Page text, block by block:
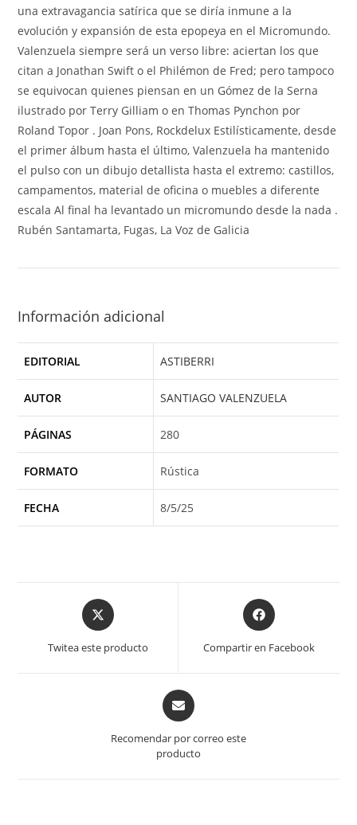
una extravagancia satírica que se diría inmune a la
evolución y expansión de esta epopeya en el Micromundo.
Valenzuela siempre será un verso libre: aciertan los que
citan a Jonathan Swift o el Philémon de Fred; pero tampoco
se equivocan quienes piensan en un Gómez de la Serna
ilustrado por Terry Gilliam o en Thomas Pynchon por
Roland Topor . Joan Pons, Rockdelux Estilísticamente, desde
el primer álbum hasta el último, Valenzuela ha mantenido
el pulso con un dibujo detallista hasta el extremo: castillos,
campamentos, material de oficina o muebles a diferente
escala Al final ha levantado un micromundo desde la nada .
Rubén Santamarta, Fugas, La Voz de Galicia
Información adicional
EDITORIAL ASTIBERRI
AUTOR SANTIAGO VALENZUELA
PÁGINAS 280
FORMATO Rústica
FECHA 8/5/25
Opens
in
Twitea este producto
Opens
in
a
Compartir en Facebook
Opens
in
new
Recomendar por correo este
producto